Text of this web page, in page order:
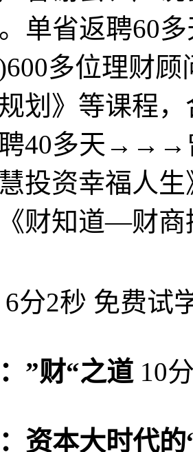
单省返聘60
多位理财
划》等课程
40多天→→→
投资幸福人
财知道—财
6分2秒 免费试
”财“之道 10
资本大时代